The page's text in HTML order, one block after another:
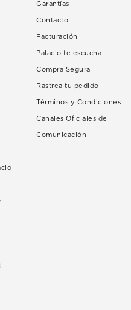
Garantías
Contacto
Facturación
Palacio te escucha
Compra Segura
Rastrea tu pedido
Términos y Condiciones
Canales Oficiales de
Comunicación